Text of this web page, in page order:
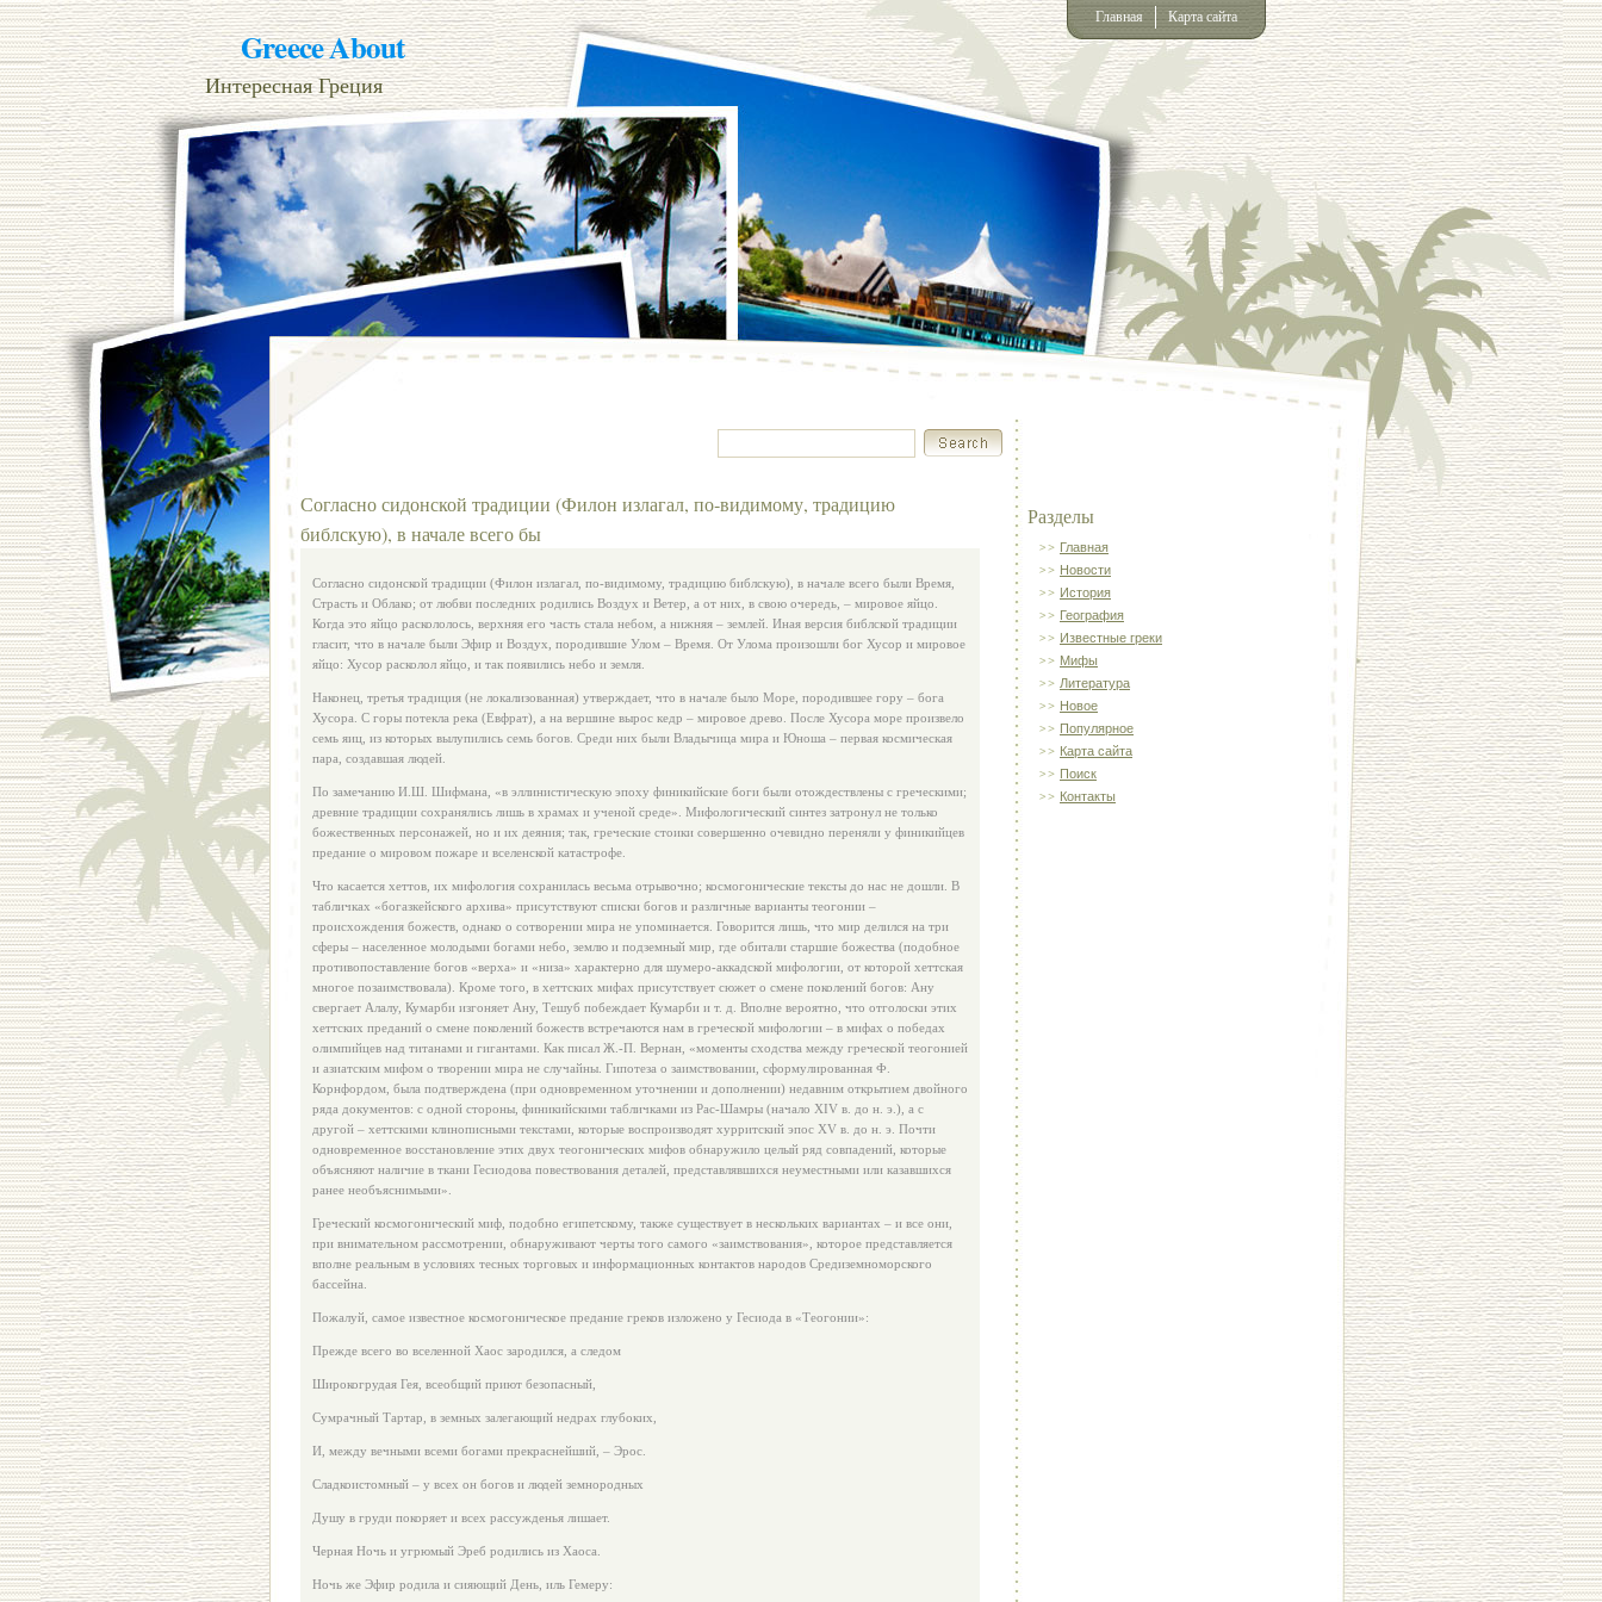
Greece About
Интересная Греция
Главная Карта сайта
Разделы
Главная
Новости
История
География
Известные греки
Мифы
Литература
Новое
Популярное
Карта сайта
Поиск
Контакты
Согласно сидонской традиции (Филон излагал, по‑видимому, традицию
библскую), в начале всего бы
Согласно сидонской традиции (Филон излагал, по‑видимому, традицию библскую), в начале всего были Время,
Страсть и Облако; от любви последних родились Воздух и Ветер, а от них, в свою очередь, – мировое яйцо.
Когда это яйцо раскололось, верхняя его часть стала небом, а нижняя – землей. Иная версия библской традиции
гласит, что в начале были Эфир и Воздух, породившие Улом – Время. От Улома произошли бог Хусор и мировое
яйцо: Хусор расколол яйцо, и так появились небо и земля.
Наконец, третья традиция (не локализованная) утверждает, что в начале было Море, породившее гору – бога
Хусора. С горы потекла река (Евфрат), а на вершине вырос кедр – мировое древо. После Хусора море произвело
семь яиц, из которых вылупились семь богов. Среди них были Владычица мира и Юноша – первая космическая
пара, создавшая людей.
По замечанию И.Ш. Шифмана, «в эллинистическую эпоху финикийские боги были отождествлены с греческими;
древние традиции сохранялись лишь в храмах и ученой среде». Мифологический синтез затронул не только
божественных персонажей, но и их деяния; так, греческие стоики совершенно очевидно переняли у финикийцев
предание о мировом пожаре и вселенской катастрофе.
Что касается хеттов, их мифология сохранилась весьма отрывочно; космогонические тексты до нас не дошли. В
табличках «богазкейского архива» присутствуют списки богов и различные варианты теогонии –
происхождения божеств, однако о сотворении мира не упоминается. Говорится лишь, что мир делился на три
сферы – населенное молодыми богами небо, землю и подземный мир, где обитали старшие божества (подобное
противопоставление богов «верха» и «низа» характерно для шумеро‑аккадской мифологии, от которой хеттская
многое позаимствовала). Кроме того, в хеттских мифах присутствует сюжет о смене поколений богов: Ану
свергает Алалу, Кумарби изгоняет Ану, Тешуб побеждает Кумарби и т. д. Вполне вероятно, что отголоски этих
хеттских преданий о смене поколений божеств встречаются нам в греческой мифологии – в мифах о победах
олимпийцев над титанами и гигантами. Как писал Ж.‑П. Вернан, «моменты сходства между греческой теогонией
и азиатским мифом о творении мира не случайны. Гипотеза о заимствовании, сформулированная Ф.
Корнфордом, была подтверждена (при одновременном уточнении и дополнении) недавним открытием двойного
ряда документов: с одной стороны, финикийскими табличками из Рас‑Шамры (начало XIV в. до н. э.), а с
другой – хеттскими клинописными текстами, которые воспроизводят хурритский эпос XV в. до н. э. Почти
одновременное восстановление этих двух теогонических мифов обнаружило целый ряд совпадений, которые
объясняют наличие в ткани Гесиодова повествования деталей, представлявшихся неуместными или казавшихся
ранее необъяснимыми».
Греческий космогонический миф, подобно египетскому, также существует в нескольких вариантах – и все они,
при внимательном рассмотрении, обнаруживают черты того самого «заимствования», которое представляется
вполне реальным в условиях тесных торговых и информационных контактов народов Средиземноморского
бассейна.
Пожалуй, самое известное космогоническое предание греков изложено у Гесиода в «Теогонии»:
Прежде всего во вселенной Хаос зародился, а следом
Широкогрудая Гея, всеобщий приют безопасный,
Сумрачный Тартар, в земных залегающий недрах глубоких,
И, между вечными всеми богами прекраснейший, – Эрос.
Сладкоистомный – у всех он богов и людей земнородных
Душу в груди покоряет и всех рассужденья лишает.
Черная Ночь и угрюмый Эреб родились из Хаоса.
Ночь же Эфир родила и сияющий День, иль Гемеру: